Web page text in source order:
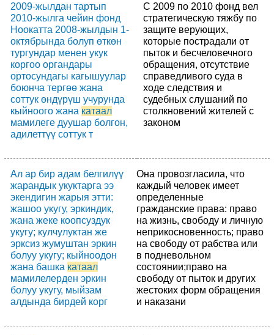
2009-жылдан тартып
2010-жылга чейин фонд
Ноокатта 2008-жылдын 1-
октябрында болуп өткөн
тургундар менен укук
коргоо органдары
ортосундагы кагышуулар
боюнча тергөө жана
соттук өндүрүш учурунда
кыйноого жана катаал
мамилеге дуушар болгон,
адилеттүү соттук т
С 2009 по 2010 фонд вел
стратегическую тяжбу по
защите верующих,
которые пострадали от
пыток и бесчеловечного
обращения, отсутствие
справедливого суда в
ходе следствия и
судебных слушаний по
столкновений жителей с
законом
Ал ар бир адам белгилүү
жарандык укуктарга ээ
экендигин жарыя этти:
жашоо укугу, эркиндик,
жана жеке коопсуздук
укугу; кулчулуктан же
эрксиз жумуштан эркин
болуу укугу; кыйноодон
жана башка катаал
мамилелерден эркин
болуу укугу, мыйзам
алдында бирдей корг
Она провозгласила, что
каждый человек имеет
определенные
гражданские права: право
на жизнь, свободу и личную
неприкосновенность; право
на свободу от рабства или
в подневольном
состоянии;право на
свободу от пыток и других
жестоких форм обращения
и наказани